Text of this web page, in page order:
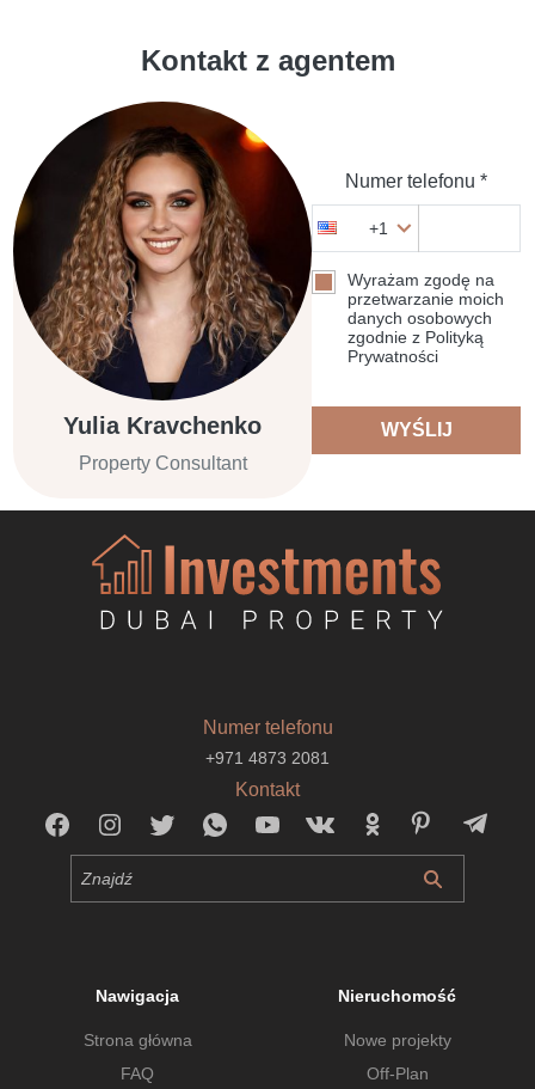
Kontakt z agentem
Yulia Kravchenko
Property Consultant
Numer telefonu *
+1
Wyrażam zgodę na
przetwarzanie moich
danych osobowych
zgodnie z Polityką
Prywatności
WYŚLIJ
Numer telefonu
+971 4873 2081
Kontakt
Nawigacja
Strona główna
FAQ
Nieruchomość
Nowe projekty
Off-Plan